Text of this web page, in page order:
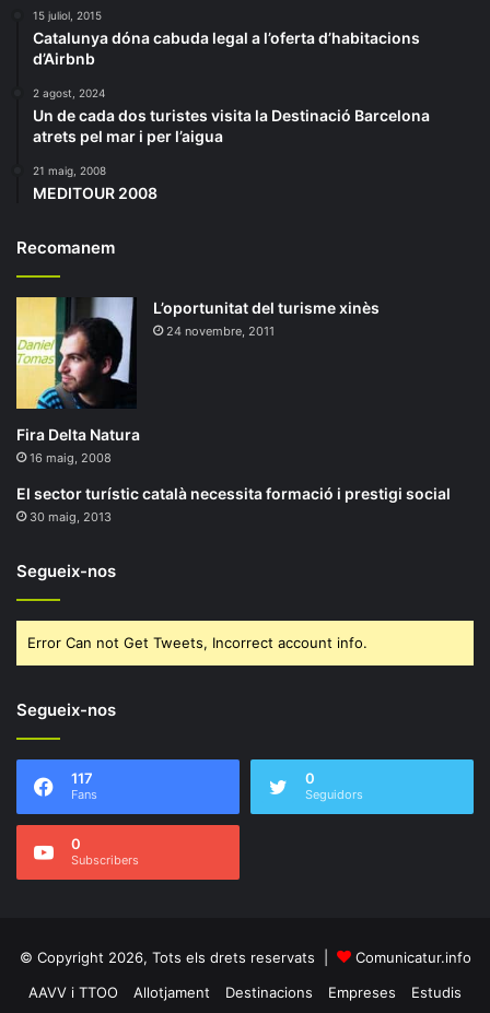
15 juliol, 2015
Catalunya dóna cabuda legal a l’oferta d’habitacions
d’Airbnb
2 agost, 2024
Un de cada dos turistes visita la Destinació Barcelona
atrets pel mar i per l’aigua
21 maig, 2008
MEDITOUR 2008
Recomanem
L’oportunitat del turisme xinès
24 novembre, 2011
Fira Delta Natura
16 maig, 2008
El sector turístic català necessita formació i prestigi social
30 maig, 2013
Segueix-nos
Error Can not Get Tweets, Incorrect account info.
Segueix-nos
117
Fans
0
Seguidors
0
Subscribers
© Copyright 2026, Tots els drets reservats |
Comunicatur.info
AAVV i TTOO
Allotjament Destinacions Empreses Estudis